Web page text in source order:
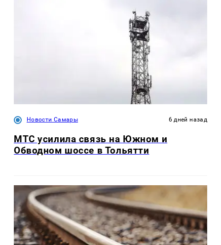
Новости Самары 6 дней назад
МТС усилила связь на Южном и
Обводном шоссе в Тольятти